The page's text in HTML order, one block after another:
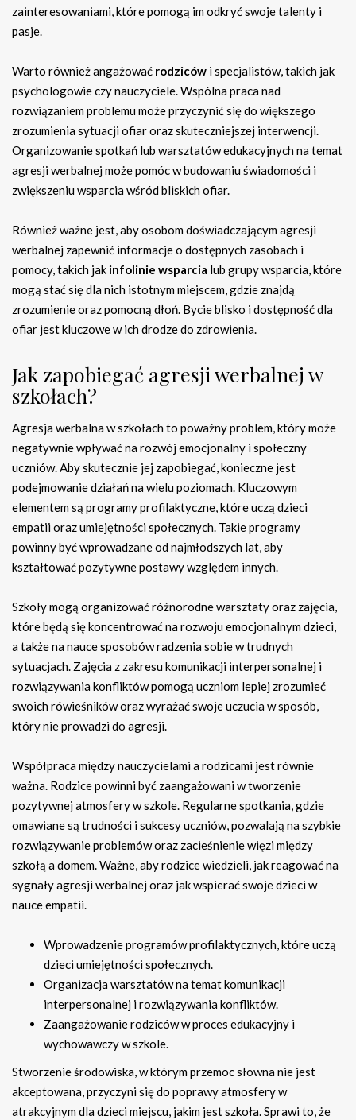
zainteresowaniami, które pomogą im odkryć swoje talenty i
pasje.
Warto również angażować rodziców i specjalistów, takich jak
psychologowie czy nauczyciele. Wspólna praca nad
rozwiązaniem problemu może przyczynić się do większego
zrozumienia sytuacji ofiar oraz skuteczniejszej interwencji.
Organizowanie spotkań lub warsztatów edukacyjnych na temat
agresji werbalnej może pomóc w budowaniu świadomości i
zwiększeniu wsparcia wśród bliskich ofiar.
Również ważne jest, aby osobom doświadczającym agresji
werbalnej zapewnić informacje o dostępnych zasobach i
pomocy, takich jak infolinie wsparcia lub grupy wsparcia, które
mogą stać się dla nich istotnym miejscem, gdzie znajdą
zrozumienie oraz pomocną dłoń. Bycie blisko i dostępność dla
ofiar jest kluczowe w ich drodze do zdrowienia.
Jak zapobiegać agresji werbalnej w
szkołach?
Agresja werbalna w szkołach to poważny problem, który może
negatywnie wpływać na rozwój emocjonalny i społeczny
uczniów. Aby skutecznie jej zapobiegać, konieczne jest
podejmowanie działań na wielu poziomach. Kluczowym
elementem są programy profilaktyczne, które uczą dzieci
empatii oraz umiejętności społecznych. Takie programy
powinny być wprowadzane od najmłodszych lat, aby
kształtować pozytywne postawy względem innych.
Szkoły mogą organizować różnorodne warsztaty oraz zajęcia,
które będą się koncentrować na rozwoju emocjonalnym dzieci,
a także na nauce sposobów radzenia sobie w trudnych
sytuacjach. Zajęcia z zakresu komunikacji interpersonalnej i
rozwiązywania konfliktów pomogą uczniom lepiej zrozumieć
swoich rówieśników oraz wyrażać swoje uczucia w sposób,
który nie prowadzi do agresji.
Współpraca między nauczycielami a rodzicami jest równie
ważna. Rodzice powinni być zaangażowani w tworzenie
pozytywnej atmosfery w szkole. Regularne spotkania, gdzie
omawiane są trudności i sukcesy uczniów, pozwalają na szybkie
rozwiązywanie problemów oraz zacieśnienie więzi między
szkołą a domem. Ważne, aby rodzice wiedzieli, jak reagować na
sygnały agresji werbalnej oraz jak wspierać swoje dzieci w
nauce empatii.
Wprowadzenie programów profilaktycznych, które uczą
dzieci umiejętności społecznych.
Organizacja warsztatów na temat komunikacji
interpersonalnej i rozwiązywania konfliktów.
Zaangażowanie rodziców w proces edukacyjny i
wychowawczy w szkole.
Stworzenie środowiska, w którym przemoc słowna nie jest
akceptowana, przyczyni się do poprawy atmosfery w
atrakcyjnym dla dzieci miejscu, jakim jest szkoła. Sprawi to, że